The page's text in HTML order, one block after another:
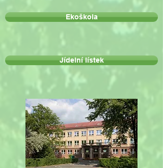
Ekoškola
Jídelní lístek